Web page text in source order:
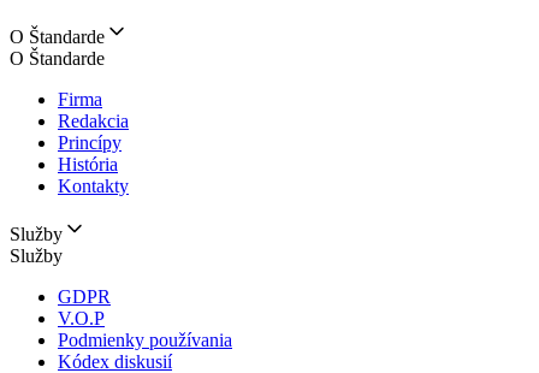
O Štandarde
O Štandarde
Firma
Redakcia
Princípy
História
Kontakty
Služby
Služby
GDPR
V.O.P
Podmienky používania
Kódex diskusií